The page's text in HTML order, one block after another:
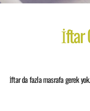
İftar
İftar da fazla masrafa gerek